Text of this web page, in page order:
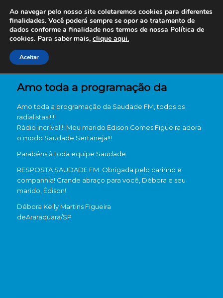
Amo toda a programação da
Amo toda a programação da Saudade FM, todos os
radialistas!!!!!
Rádio incrível!!! Meu marido Edison Gomes Figueira adora
o modo Saudade Sertaneja!!!
Parabéns à toda equipe Saudade.
RESPOSTA SAUDADE FM: Obrigada pelo carinho e
companhia! Grande abraço para você, Débora e seu
marido, Édison!
Débora Kelly Martins Figueira
deAraraquara/SP
Ao navegar pelo nosso site coletaremos cookies para diferentes
finalidades. Você poderá sempre se opor ao tratamento de
dados conforme a finalidade nos termos de nossa Política de
cookies. Para saber mais, clique aqui.
Aceitar